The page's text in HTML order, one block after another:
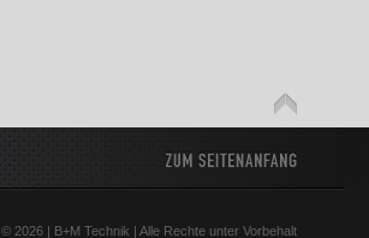
© 2026 | B+M Technik | Alle Rechte unter Vorbehalt